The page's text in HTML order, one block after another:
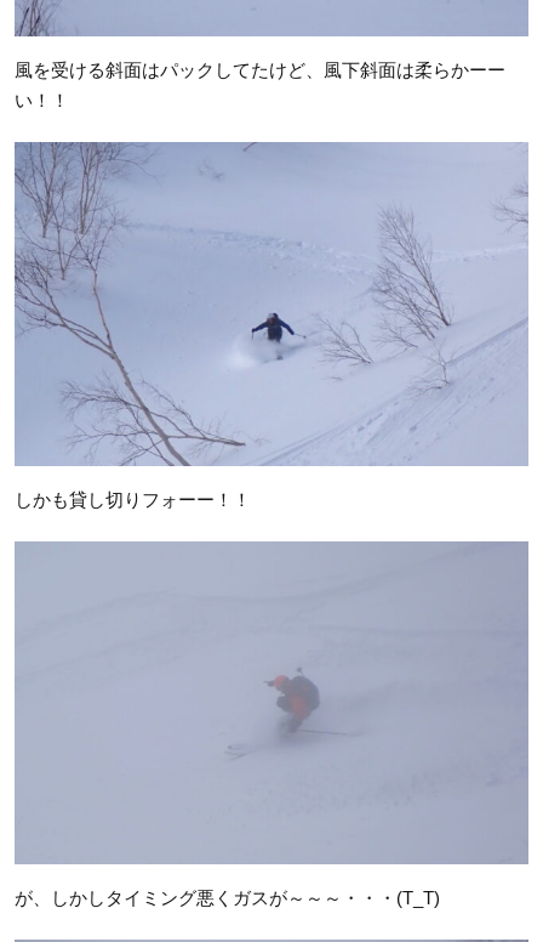
風を受ける斜面はパックしてたけど、風下斜面は柔らかーー
い！！
しかも貸し切りフォーー！！
が、しかしタイミング悪くガスが～～～・・・(T_T)